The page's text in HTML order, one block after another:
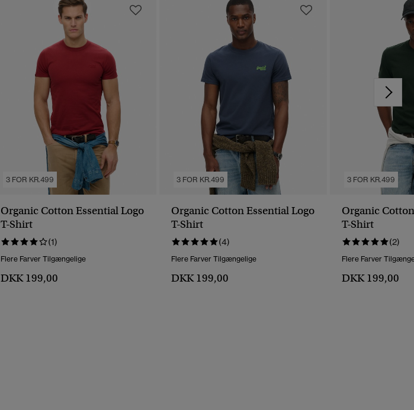
3 FOR KR.499
Organic Cotton Essential Logo
T-Shirt
(1)
Flere Farver Tilgængelige
DKK 199,00
3 FOR KR.499
Organic Cotton Essential Logo
T-Shirt
(4)
Flere Farver Tilgængelige
DKK 199,00
3 FOR KR.499
Organic
T-Shirt
(2)
Flere Farver
DKK 199,00